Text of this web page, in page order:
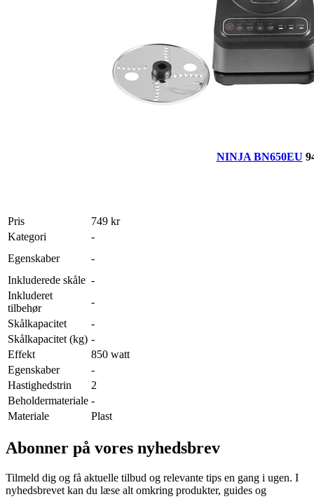
NINJA BN650EU
Pris
749 kr
Kategori
-
Egenskaber
-
Inkluderede skåle -
Inkluderet
tilbehør
-
Skålkapacitet
-
Skålkapacitet (kg) -
Effekt
850 watt
Egenskaber
-
Hastighedstrin
2
Beholdermateriale -
Materiale
Plast
Abonner på vores nyhedsbrev
Tilmeld dig og få aktuelle tilbud og relevante tips en gang i ugen. I
nyhedsbrevet kan du læse alt omkring produkter, guides og